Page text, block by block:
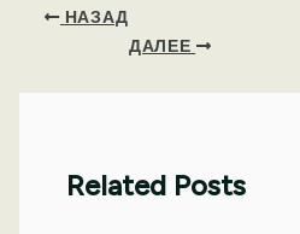
НАЗАД
ДАЛЕЕ
Related Posts